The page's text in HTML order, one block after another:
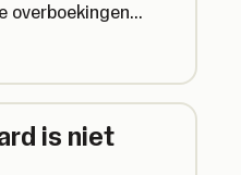
overboekingen
is niet